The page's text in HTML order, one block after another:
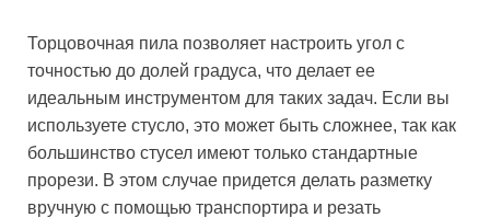
Торцовочная пила позволяет настроить угол с
точностью до долей градуса, что делает ее
идеальным инструментом для таких задач. Если вы
используете стусло, это может быть сложнее, так как
большинство стусел имеют только стандартные
прорези. В этом случае придется делать разметку
вручную с помощью транспортира и резать